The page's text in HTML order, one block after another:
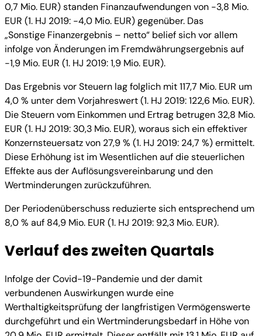
0,7 Mio. EUR) standen Finanzaufwendungen von -3,8 Mio.
EUR (1. HJ 2019: -4,0 Mio. EUR) gegenüber. Das
„Sonstige Finanzergebnis – netto“ belief sich vor allem
infolge von Änderungen im Fremdwährungsergebnis auf
-1,9 Mio. EUR (1. HJ 2019: 1,9 Mio. EUR).
Das Ergebnis vor Steuern lag folglich mit 117,7 Mio. EUR um
4,0 % unter dem Vorjahreswert (1. HJ 2019: 122,6 Mio. EUR).
Die Steuern vom Einkommen und Ertrag betrugen 32,8 Mio.
EUR (1. HJ 2019: 30,3 Mio. EUR), woraus sich ein effektiver
Konzernsteuersatz von 27,9 % (1. HJ 2019: 24,7 %) ermittelt.
Diese Erhöhung ist im Wesentlichen auf die steuerlichen
Effekte aus der Auflösungsvereinbarung und den
Wertminderungen zurückzuführen.
Der Periodenüberschuss reduzierte sich entsprechend um
8,0 % auf 84,9 Mio. EUR (1. HJ 2019: 92,3 Mio. EUR).
Verlauf des zweiten Quartals
Infolge der Covid-19-Pandemie und der damit
verbundenen Auswirkungen wurde eine
Werthaltigkeitsprüfung der langfristigen Vermögenswerte
durchgeführt und ein Wertminderungsbedarf in Höhe von